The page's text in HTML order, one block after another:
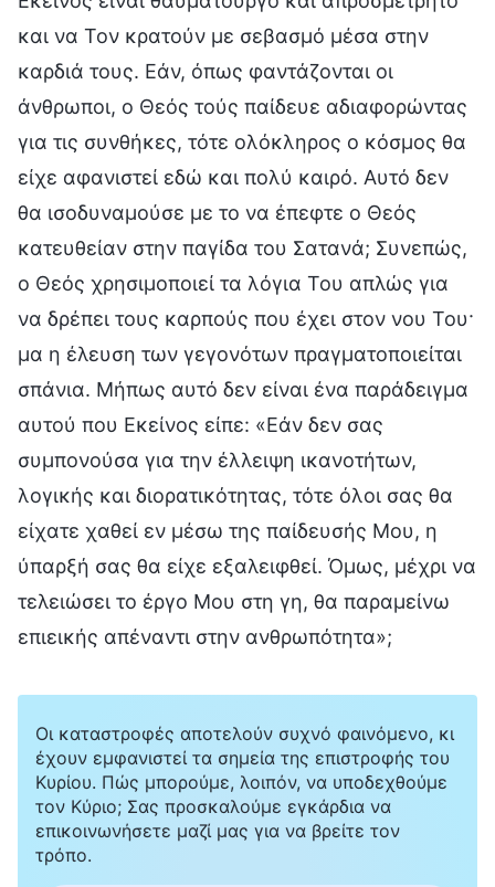
και να Τον κρατούν με σεβασμό μέσα στην
καρδιά τους. Εάν, όπως φαντάζονται οι
άνθρωποι, ο Θεός τούς παίδευε αδιαφορώντας
για τις συνθήκες, τότε ολόκληρος ο κόσμος θα
είχε αφανιστεί εδώ και πολύ καιρό. Αυτό δεν
θα ισοδυναμούσε με το να έπεφτε ο Θεός
κατευθείαν στην παγίδα του Σατανά; Συνεπώς,
ο Θεός χρησιμοποιεί τα λόγια Του απλώς για
να δρέπει τους καρπούς που έχει στον νου Του·
μα η έλευση των γεγονότων πραγματοποιείται
σπάνια. Μήπως αυτό δεν είναι ένα παράδειγμα
αυτού που Εκείνος είπε: «Εάν δεν σας
συμπονούσα για την έλλειψη ικανοτήτων,
λογικής και διορατικότητας, τότε όλοι σας θα
είχατε χαθεί εν μέσω της παίδευσής Μου, η
ύπαρξή σας θα είχε εξαλειφθεί. Όμως, μέχρι να
τελειώσει το έργο Μου στη γη, θα παραμείνω
επιεικής απέναντι στην ανθρωπότητα»;
Οι καταστροφές αποτελούν συχνό φαινόμενο, κι
έχουν εμφανιστεί τα σημεία της επιστροφής του
Κυρίου. Πώς μπορούμε, λοιπόν, να υποδεχθούμε
τον Κύριο; Σας προσκαλούμε εγκάρδια να
επικοινωνήσετε μαζί μας για να βρείτε τον
τρόπο.